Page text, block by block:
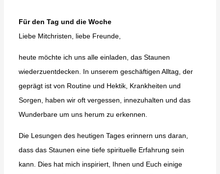
Für den Tag und die Woche
Liebe Mitchristen, liebe Freunde,
heute möchte ich uns alle einladen, das Staunen
wiederzuentdecken. In unserem geschäftigen Alltag, der
geprägt ist von Routine und Hektik, Krankheiten und
Sorgen, haben wir oft vergessen, innezuhalten und das
Wunderbare um uns herum zu erkennen.
Die Lesungen des heutigen Tages erinnern uns daran,
dass das Staunen eine tiefe spirituelle Erfahrung sein
kann. Dies hat mich inspiriert, Ihnen und Euch einige